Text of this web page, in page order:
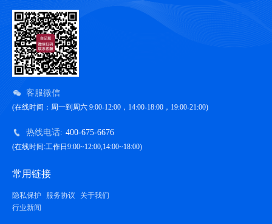
客服微信
(在线时间：周一到周六 9:00-12:00，14:00-18:00，19:00-21:00)
热线电话: 400-675-6676
(在线时间:工作日9:00~12:00,14:00~18:00)
常用链接
隐私保护 服务协议
关于我们
行业新闻